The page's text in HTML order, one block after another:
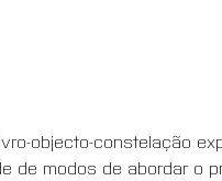
objecto-constelação
de modos de abordar o